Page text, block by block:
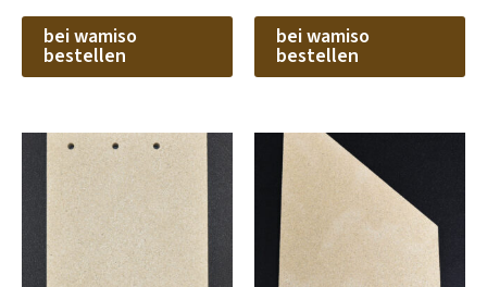
bei wamiso
bestellen
bei wamiso
bestellen